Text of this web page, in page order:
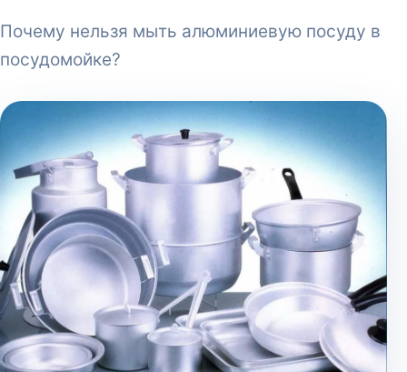
Почему нельзя мыть алюминиевую посуду в
посудомойке?